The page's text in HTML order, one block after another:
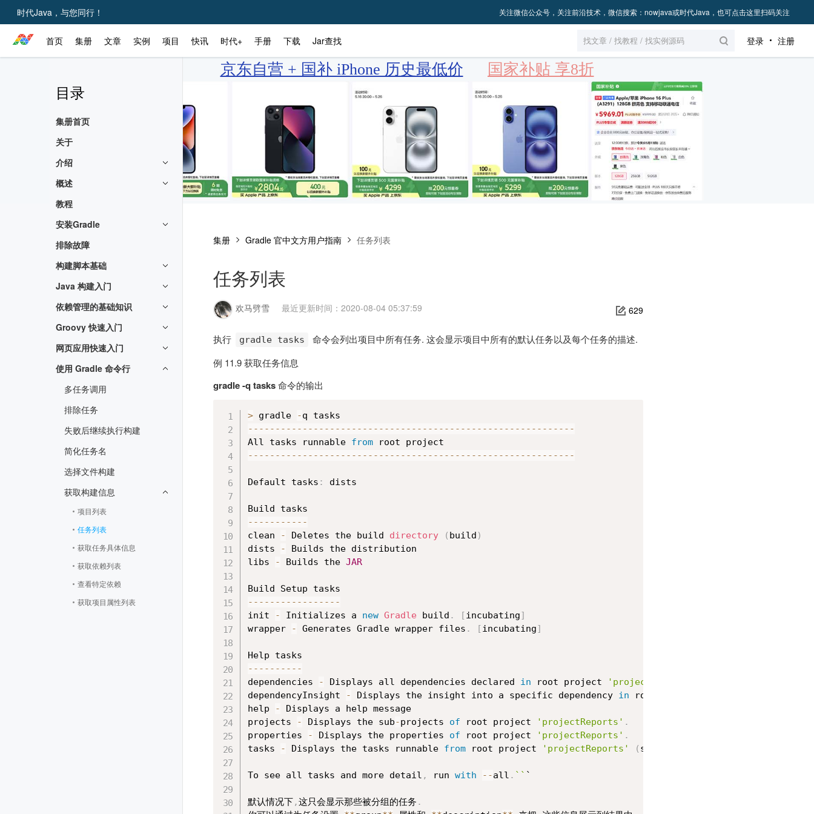
时代Java，与您同行！ 关注微信公众号，关注前沿技术，微信搜索：nowjava或时代Java，也可点击这里扫码关注
首页 集册 文章 实例 项目 快讯 时代+ 手册 下载 Jar查找 登录 注册
京东自营 + 国补 iPhone 历史最低价 国家补贴 享8折
集册 Gradle 官中文方用户指南 任务列表
任务列表
欢马劈雪 最近更新时间：2020-08-04 05:37:59 629
执行 gradle tasks
命令会列出项目中所有任务. 这会显示项目中所有的默认任务以及每个任务的描述.
例 11.9 获取任务信息
gradle -q tasks命令的输出
> gradle -
-- -- -- -- -- -- -- -- -- -- -- -- -- -- -- -- -- -- -- -- -- -- -- -- -- -- -- -- -- --
All tasks runnable from
-- -- -- -- -- -- -- -- -- -- -- -- -- -- -- -- -- -- -- -- -- -- -- -- -- -- -- -- -- --
Default tasks : dists
-- -- -- -- -- -
clean
- Deletes the build directory ( build )
dists
-
Builds the distribution
libs
- Builds the JAR
-- -- -- -- -- -- -- -- -
init
- Initializes a new Gradle build . [incubating]
wrapper
- Generates Gradle wrapper files . [incubating]
-- -- -- -- --
dependencies
- Displays all dependencies declared in root project 'projectReports'
dependencyInsight
- Displays the insight into a specific dependency in root project
help
-
Displays a help message
projects
- Displays the sub-projects of root project 'projectReports' .
properties
- Displays the properties of root project 'projectReports' .
tasks
- Displays the tasks runnable from root project 'projectReports' ( some
To see all tasks and more detail , run with --all . `` `
默认情况下,这只会显示那些被分组的任务 .
目录
集册首页
关于
介绍
概述
教程
安装Gradle
排除故障
构建脚本基础
Java 构建入门
依赖管理的基础知识
Groovy 快速入门
网页应用快速入门
使用 Gradle 命令行
多任务调用
排除任务
失败后继续执行构建
简化任务名
选择文件构建
获取构建信息
项目列表
任务列表
获取任务具体信息
获取依赖列表
查看特定依赖
获取项目属性列表